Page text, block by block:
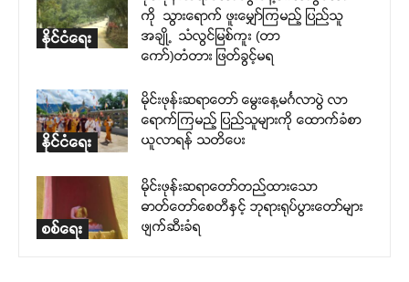
နိုင်ငံရေး
ကို သွားရောက် ဖူးမျှော်ကြမည့် ပြည်သူ
အချို့ သံလွင်မြစ်ကူး (တာ
ကော်)တံတား ဖြတ်ခွင့်မရ
နိုင်ငံရေး
မိုင်းဖုန်းဆရာတော် မွေးနေ့မင်္ဂလာပွဲ လာ
ရောက်ကြမည့် ပြည်သူများကို ထောက်ခံစာ
ယူလာရန် သတိပေး
စစ်ရေး
မိုင်းဖုန်းဆရာ‌တော်တည်ထားသော
ဓာတ်တော်စေတီနှင့် ဘုရားရုပ်ပွားတော်များ
ဖျက်ဆီးခံရ